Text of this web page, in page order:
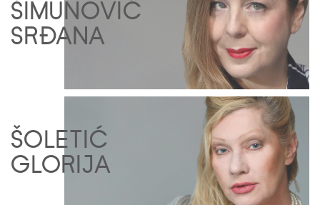
ŠIMUNOVIĆ
SRĐANA
ŠOLETIĆ
GLORIJA